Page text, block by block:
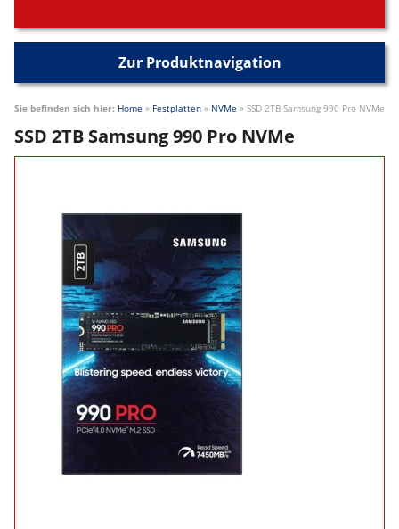
Zur Produktnavigation
Sie befinden sich hier: Home » Festplatten » NVMe » SSD 2TB Samsung 990 Pro NVMe
SSD 2TB Samsung 990 Pro NVMe